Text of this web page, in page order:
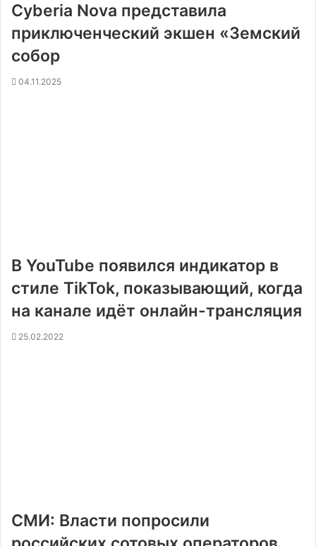
Cyberia Nova представила
приключенческий экшен «Земский
собор
04.11.2025
В YouTube появился индикатор в
стиле TikTok, показывающий, когда
на канале идёт онлайн-трансляция
25.02.2022
СМИ: Власти попросили